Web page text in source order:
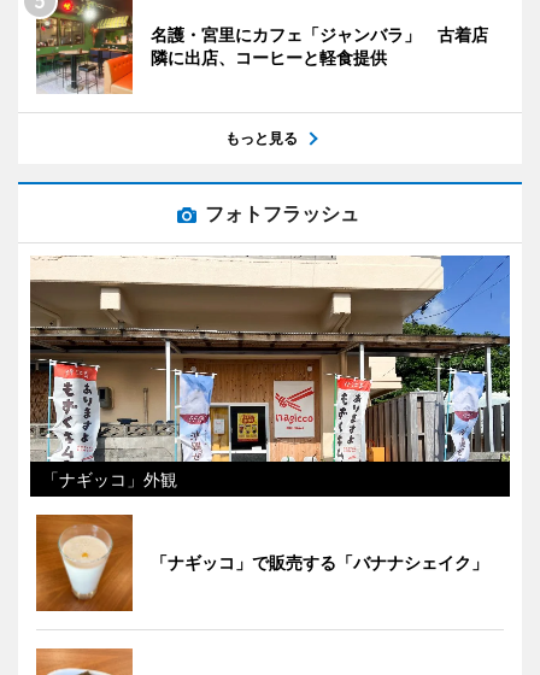
名護・宮里にカフェ「ジャンバラ」 古着店
隣に出店、コーヒーと軽食提供
もっと見る
フォトフラッシュ
「ナギッコ」外観
「ナギッコ」で販売する「バナナシェイク」